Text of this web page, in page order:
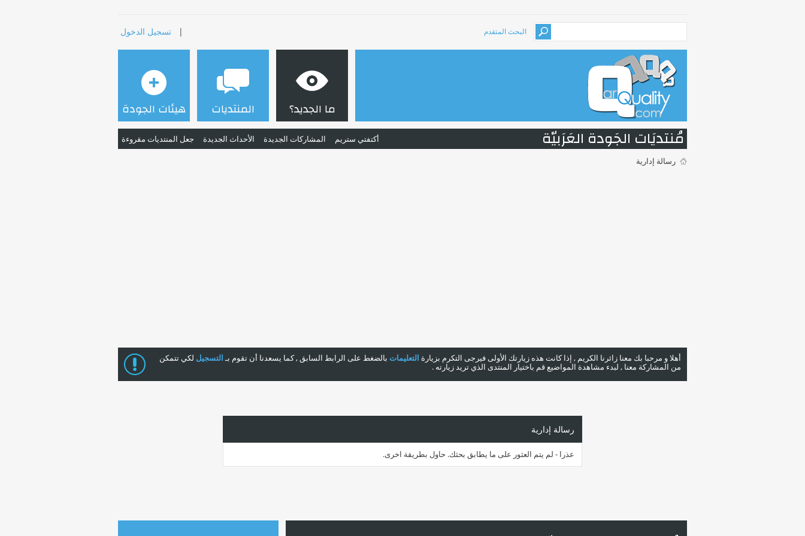
البحث المتقدم | تسجيل الدخول
ما الجديد؟
أكتفتي ستريم المشاركات الجديدة الأحداث الجديدة جعل المنتديات مقروءة
المنتديات هيئات الجودة
مُنتديَات الجَودة العَرَبيّة
رسالة إدارية
أهلا و مرحبا بك معنا زائرنا الكريم , إذا كانت هذه زيارتك الأولى فيرجى التكرم بزيارة التعليمات بالضغط على الرابط السابق , كما يسعدنا أن تقوم بـالتسجيل لكي تتمكن
من المشاركة معنا , لبدء مشاهدة المواضيع قم باختيار المنتدى الذي تريد زيارته .
رسالة إدارية
عذرا - لم يتم العثور على ما يطابق بحثك. حاول بطريقة اخرى.